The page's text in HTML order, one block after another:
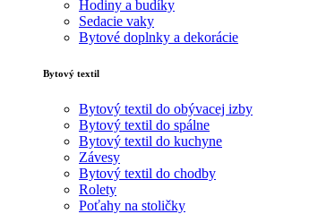
Hodiny a budíky
Sedacie vaky
Bytové doplnky a dekorácie
Bytový textil
Bytový textil do obývacej izby
Bytový textil do spálne
Bytový textil do kuchyne
Závesy
Bytový textil do chodby
Rolety
Poťahy na stoličky